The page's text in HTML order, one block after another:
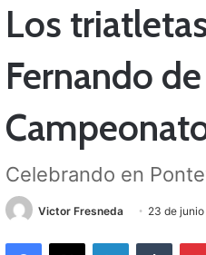
Los
Fernando
Celebrando en
Victor Fresneda 23 de